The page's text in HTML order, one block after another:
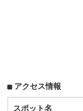
アクセス情報
スポット名